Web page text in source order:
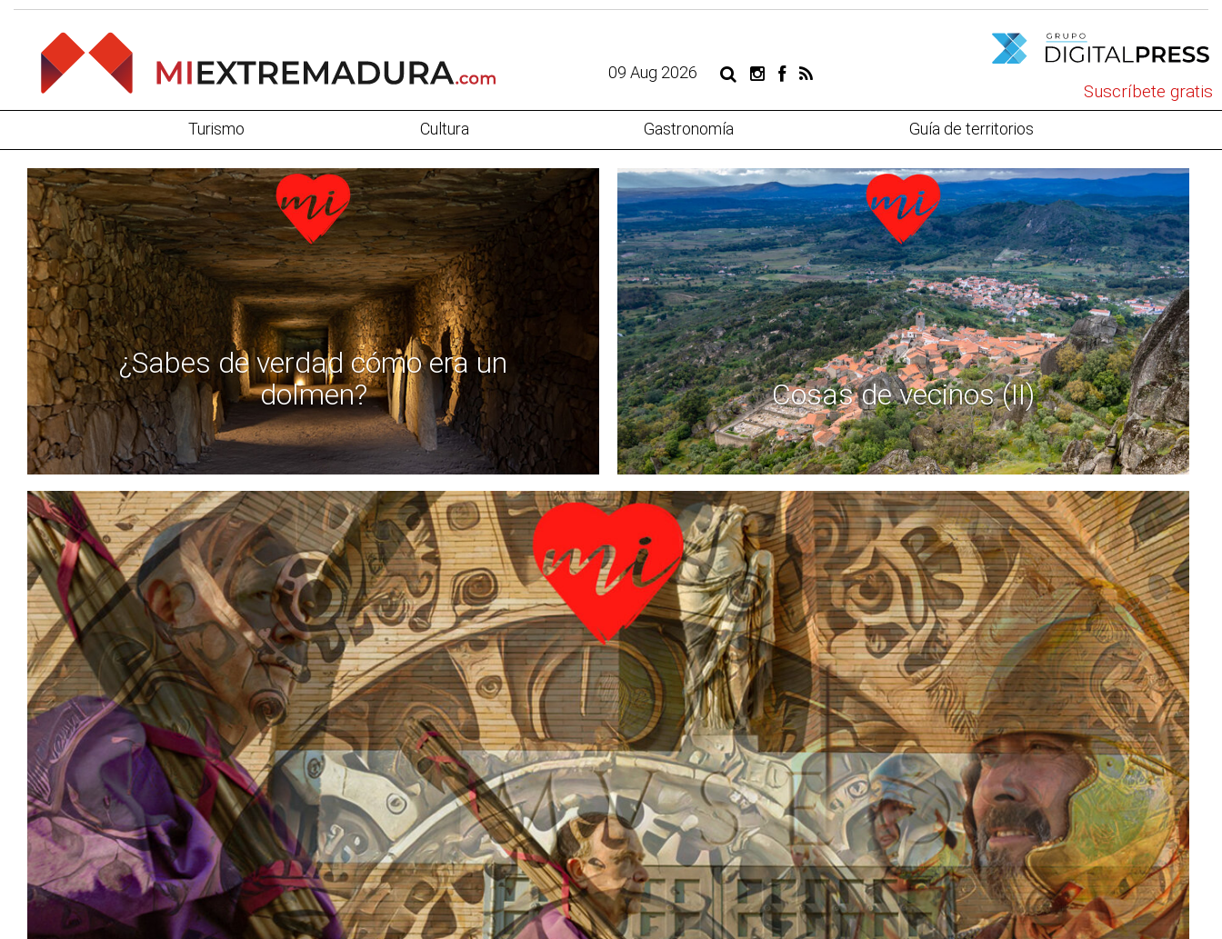
09 Aug 2026
Suscríbete gratis
Turismo Cultura Gastronomía Guía de territorios
¿Sabes de verdad cómo era un
dolmen?
Cosas de vecinos (II)